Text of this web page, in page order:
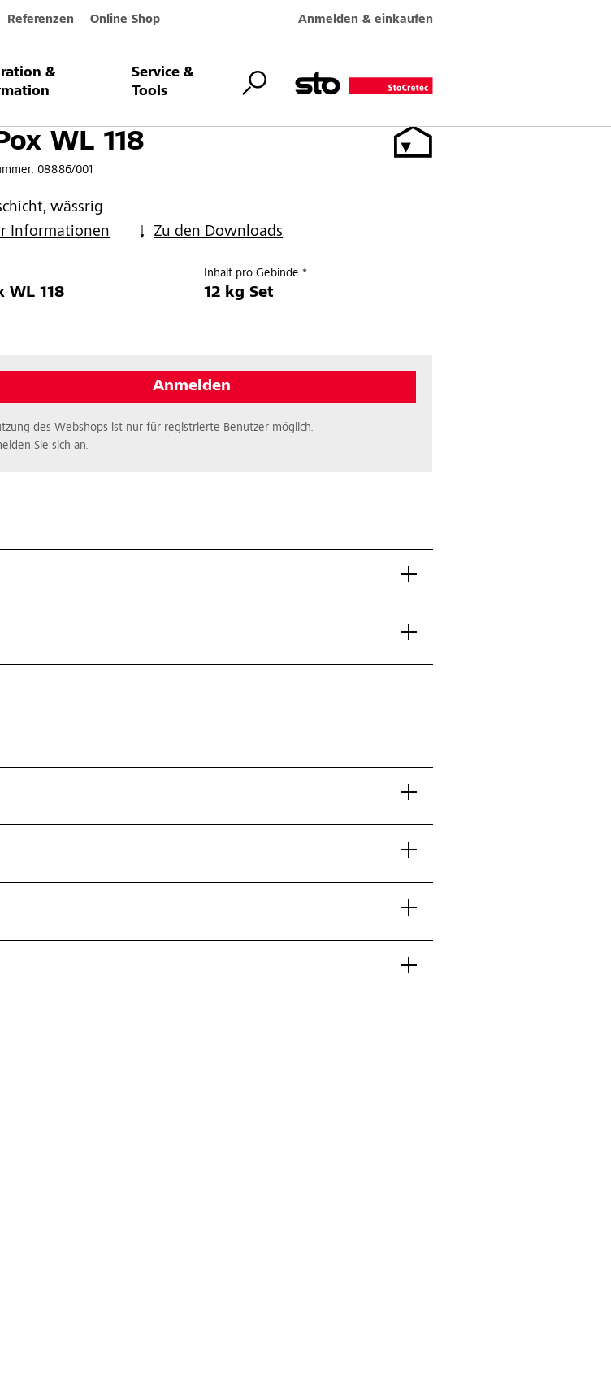
Referenzen Online Shop Anmelden & einkaufen
&
Service &
Tools
WL 118
08886/001
wässrig
Informationen
Zu den Downloads
WL 118
Inhalt pro Gebinde *
12 kg Set
Anmelden
des Webshops ist nur für registrierte Benutzer möglich.
Sie sich an.